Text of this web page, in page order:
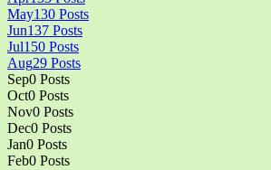
May130 Posts
Jun137 Posts
Jul150 Posts
Aug29 Posts
Sep0 Posts
Oct0 Posts
Nov0 Posts
Dec0 Posts
Jan0 Posts
Feb0 Posts